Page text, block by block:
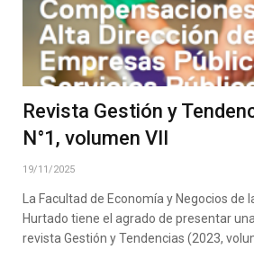
Revista Gestión y
N°1, volumen VII
19/11/2025
La Facultad de Economía y Negocios de
Hurtado tiene el agrado de presentar
revista Gestión y Tendencias (2023,